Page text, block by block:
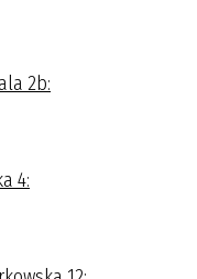
2b:
4: